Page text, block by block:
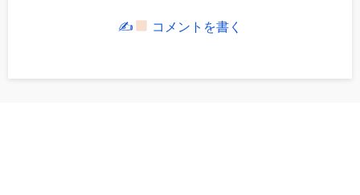
✍ コメントを書く